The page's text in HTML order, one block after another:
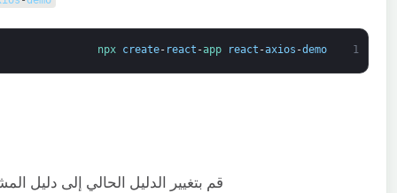
1
npx create- react -app react -axios -demo
قم بتغيير الدليل الحالي إلى دليل